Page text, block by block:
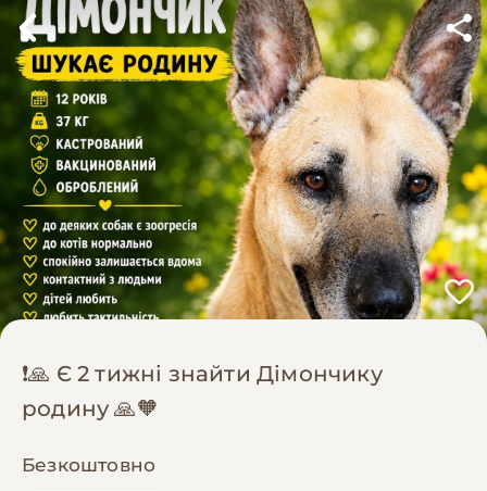
❗🙏 Є 2 тижні знайти Дімончику
родину 🙏🧡
Безкоштовно